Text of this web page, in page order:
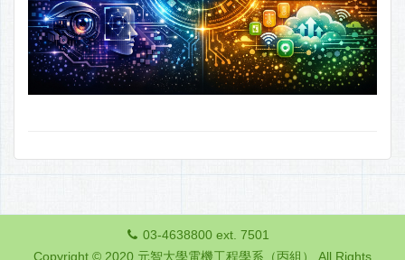
03-4638800 ext. 7501
Copyright © 2020 元智大學電機工程學系（丙組） All Rights